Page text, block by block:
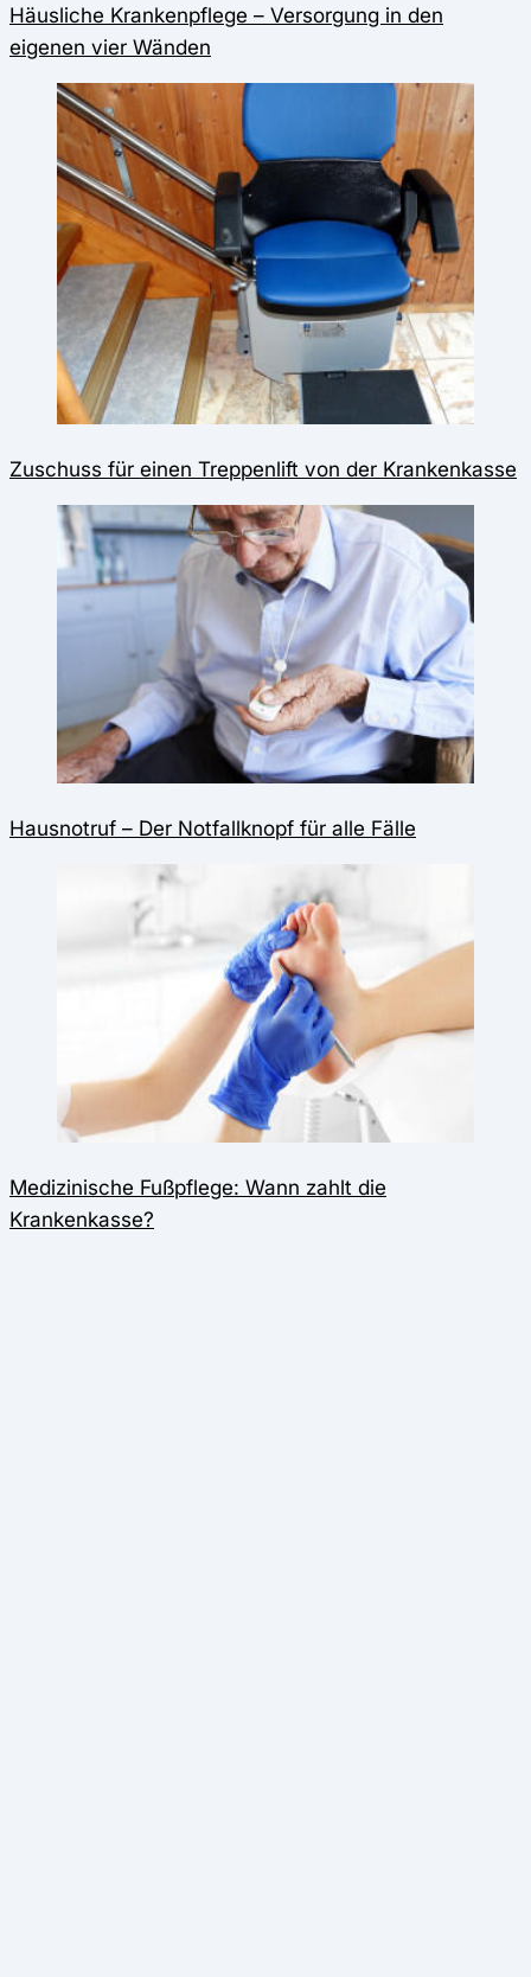
Häusliche Krankenpflege – Versorgung in den
eigenen vier Wänden
Zuschuss für einen Treppenlift von der Krankenkasse
Hausnotruf – Der Notfallknopf für alle Fälle
Medizinische Fußpflege: Wann zahlt die
Krankenkasse?